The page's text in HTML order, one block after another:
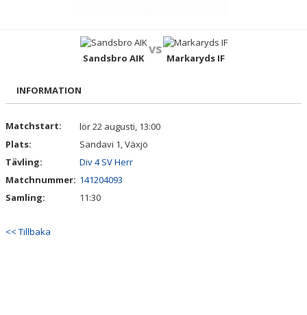
BILDGALLERI
KONTAKT
MATCHDAG
Sandsbro AIK
vs
Markaryds IF
INFORMATION
Matchstart:
lör 22 augusti, 13:00
Plats:
Sandavi 1, Växjö
Tävling:
Div 4 SV Herr
Matchnummer: 141204093
Samling:
11:30
<< Tillbaka